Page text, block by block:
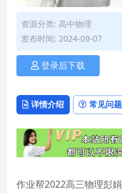
资源分类: 高中物理
发布时间: 2024-09-07
登录后下载
详情介绍 常见问题
作业帮2022高三物理彭